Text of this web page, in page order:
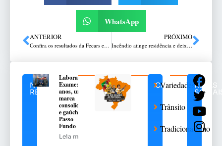
WhatsApp
ANTERIOR
Confira os resultados da Fecars em Santa Cruz do Sul
PRÓXIMO
Incêndio atinge residência e deixa uma vítima fatal em Passo Fundo
NOTÍCIAS
RELACIONADAS
Laboratório
Exame: 40
anos, uma
marca
consolidada
e gaúcha de
Passo
Fundo
Leia mais
CATEGORIAS
Variedades
Trânsito
Tradicionalismo
REDES